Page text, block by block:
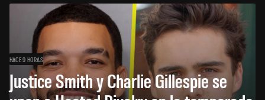
HACE 9 HORAS
Justice Smith y Charlie Gillespie se